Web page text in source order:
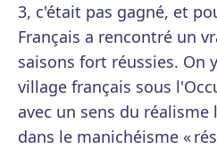
3, c'était pas gagné, et
Français a rencontré un
saisons fort réussies. On
village français sous
avec un sens du
dans le manichéisme «